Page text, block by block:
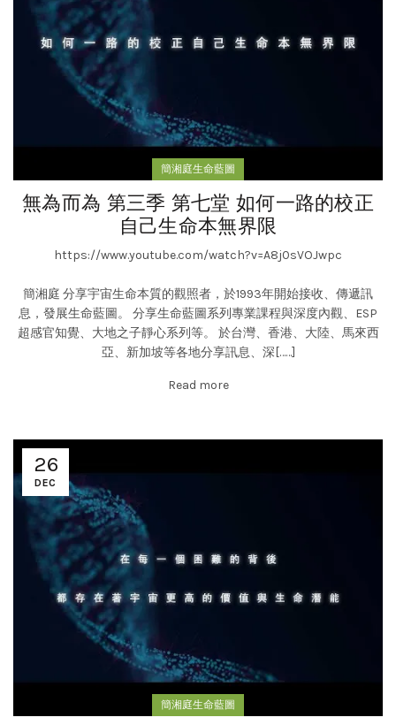
簡湘庭生命藍圖
無為而為 第三季 第七堂 如何一路的校正
自己生命本無界限
https://www.youtube.com/watch?v=A8j0sVOJwpc
簡湘庭 分享宇宙生命本質的觀照者，於1993年開始接收、傳遞訊
息，發展生命藍圖。 分享生命藍圖系列專業課程與深度內觀、ESP
超感官知覺、大地之子靜心系列等。 於台灣、香港、大陸、馬來西
亞、新加坡等各地分享訊息、深[……]
Read more
26
DEC
簡湘庭生命藍圖